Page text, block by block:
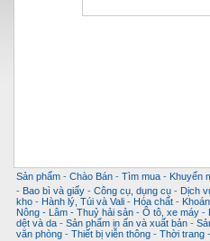
Sản phẩm - Chào Bán - Tìm mua - Khuyến
- Bao bì và giấy - Công cụ, dụng cụ - Dịch
kho - Hành lý, Túi và Vali - Hóa chất -
Nông - Lâm - Thuỷ hải sản - Ô tô, xe máy -
dệt và da - Sản phẩm in ấn và xuất bản -
văn phòng - Thiết bị viễn thông - Thời trang -